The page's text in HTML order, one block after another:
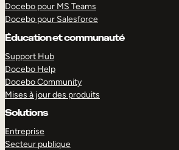
Docebo pour MS Teams
Docebo pour Salesforce
Éducation et communauté
Support Hub
Docebo Help
Docebo Community
Mises à jour des produits
Solutions
Entreprise
Secteur publique